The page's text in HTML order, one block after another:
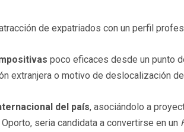
de expatriados con un perfil
poco eficaces desde un punto
extranjera o motivo de deslocalización
del país, asociándolo a
seria candidata a convertirse en un